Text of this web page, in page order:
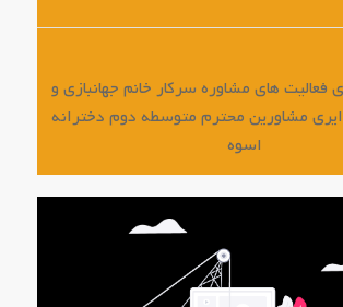
های مشاوره سرکار خانم جهانبازی و
مشاورین محترم متوسطه دوم دخترانه
اسوه